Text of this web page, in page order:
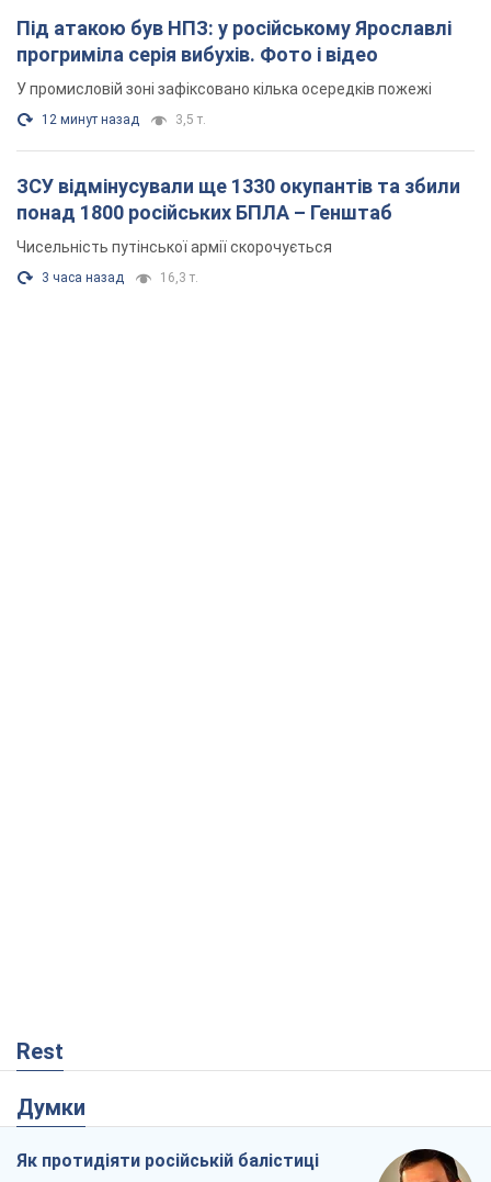
Під атакою був НПЗ: у російському Ярославлі
прогриміла серія вибухів. Фото і відео
У промисловій зоні зафіксовано кілька осередків пожежі
12 минут назад 3,5 т.
ЗСУ відмінусували ще 1330 окупантів та збили
понад 1800 російських БПЛА – Генштаб
Чисельність путінської армії скорочується
3 часа назад 16,3 т.
Rest
Думки
Як протидіяти російській балістиці